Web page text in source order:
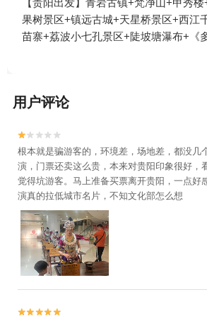
洞+小七孔桥5日游
【贵阳出发】青岩古镇+梵净山+甲秀楼
果树景区+镇远古城+天星桥景区+西江
苗寨+荔波小七孔景区+陡坡塘瀑布+《
用户评论


根本就是骗游客的，环境差，场地差，都没几
演，门票还卖这么贵，本来对贵阳印象很好，
觉得坑游客。马上准备买票离开贵阳，一点好
演真的拉低城市名片，不知文化部怎么想

